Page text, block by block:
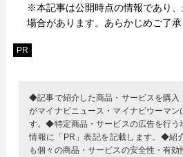
※本記事は公開時点の情報であり
場合があります。あらかじめご了承
PR
◆記事で紹介した商品・サービスを購入
がマイナビニュース・マイナビウーマン
す。◆特定商品・サービスの広告を行う
情報に「PR」表記を記載します。◆紹
も個々の商品・サービスの安全性・有